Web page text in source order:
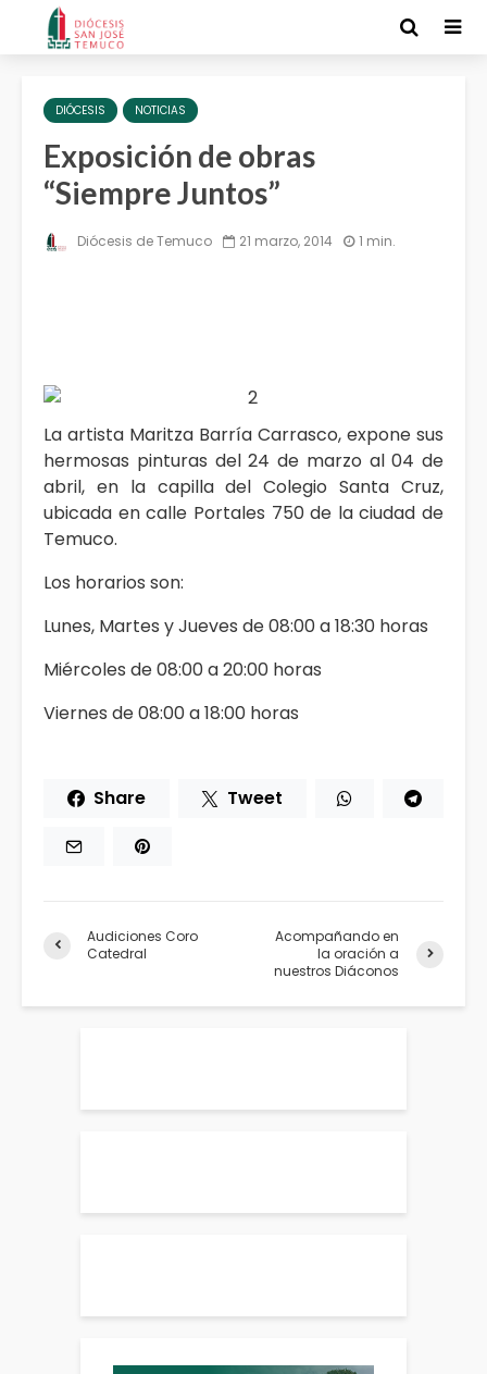
DIÓCESIS NOTICIAS
Exposición de obras
“Siempre Juntos”
Diócesis de Temuco 21 marzo, 2014 1 min.
La artista Maritza Barría Carrasco, expone sus
hermosas pinturas del 24 de marzo al 04 de
abril, en la capilla del Colegio Santa Cruz,
ubicada en calle Portales 750 de la ciudad de
Temuco.
Los horarios son:
Lunes, Martes y Jueves de 08:00 a 18:30 horas
Miércoles de 08:00 a 20:00 horas
Viernes de 08:00 a 18:00 horas
Share Tweet
Audiciones Coro
Catedral
Acompañando en
la oración a
nuestros Diáconos